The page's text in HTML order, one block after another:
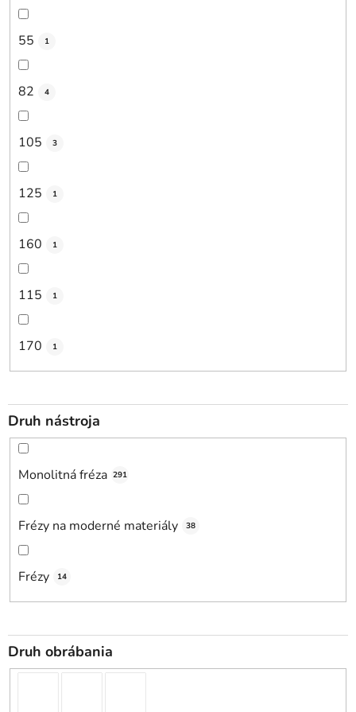
55 1
82 4
105 3
125 1
160 1
115 1
170 1
Druh nástroja
Monolitná fréza 291
Frézy na moderné materiály 38
Frézy 14
Druh obrábania